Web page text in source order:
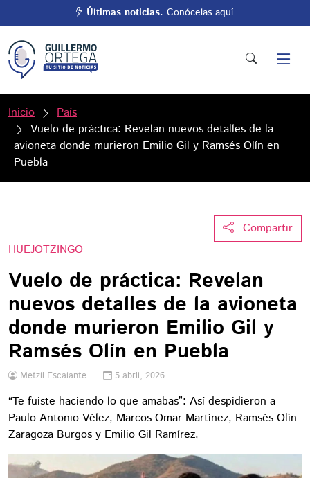
Últimas noticias. Conócelas aquí.
Inicio
País
Vuelo de práctica: Revelan nuevos detalles de la
avioneta donde murieron Emilio Gil y Ramsés Olín en
Puebla
Compartir
HUEJOTZINGO
Vuelo de práctica: Revelan
nuevos detalles de la avioneta
donde murieron Emilio Gil y
Ramsés Olín en Puebla
Metzli Escalante 5 abril, 2026
“Te fuiste haciendo lo que amabas”: Así despidieron a
Paulo Antonio Vélez, Marcos Omar Martínez, Ramsés Olín
Zaragoza Burgos y Emilio Gil Ramírez,